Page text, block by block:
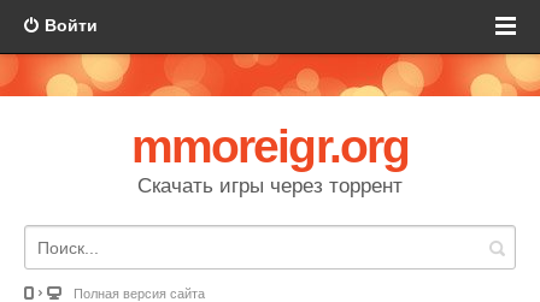
Войти
mmoreigr.org
Скачать игры через торрент
Полная версия сайта